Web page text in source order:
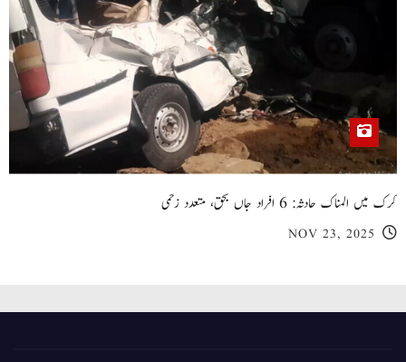
کرک میں المناک حادثہ: 6 افراد جاں بحق، متعدد زخمی
NOV 23, 2025